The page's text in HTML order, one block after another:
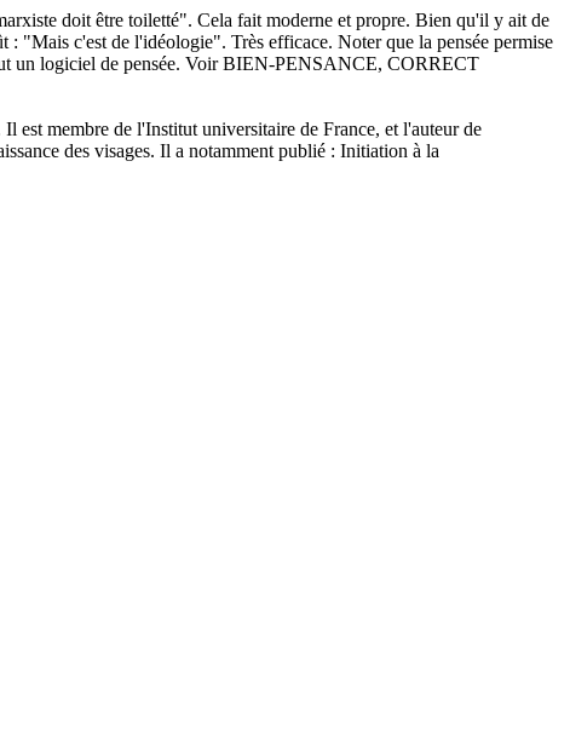
doit être toiletté". Cela fait moderne et propre. Bien qu'il y ait de
: "Mais c'est de l'idéologie". Très efficace. Noter que la pensée permise
un logiciel de pensée. Voir BIEN-PENSANCE, CORRECT
est membre de l'Institut universitaire de France, et l'auteur de
des visages. Il a notamment publié : Initiation à la